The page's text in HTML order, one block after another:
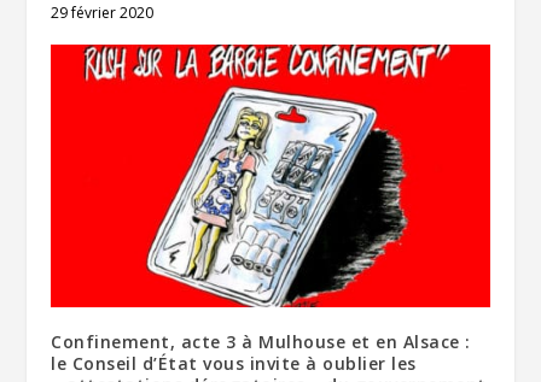
29 février 2020
Confinement, acte 3 à Mulhouse et en Alsace :
le Conseil d’État vous invite à oublier les